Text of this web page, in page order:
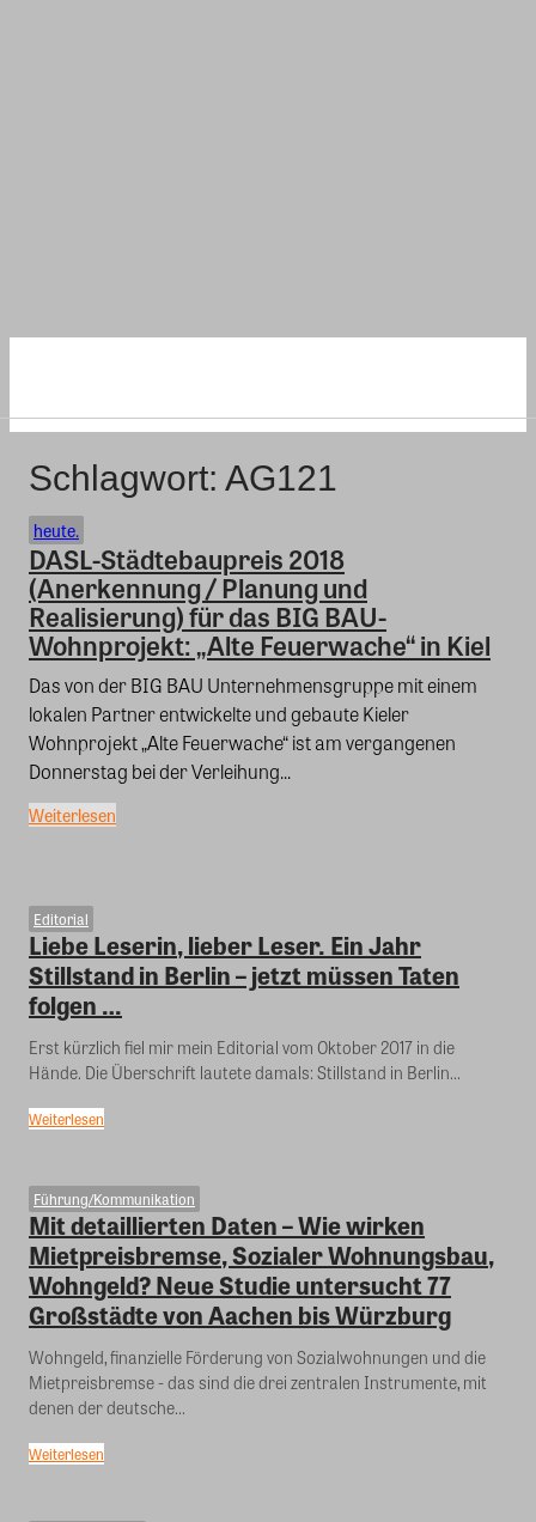
Schlagwort: AG121
heute.
DASL-Städtebaupreis 2018
(Anerkennung / Planung und
Realisierung) für das BIG BAU-
Wohnprojekt: „Alte Feuerwache“ in Kiel
Das von der BIG BAU Unternehmensgruppe mit einem
lokalen Partner entwickelte und gebaute Kieler
Wohnprojekt „Alte Feuerwache“ ist am vergangenen
Donnerstag bei der Verleihung...
Weiterlesen
Editorial
Liebe Leserin, lieber Leser. Ein Jahr
Stillstand in Berlin – jetzt müssen Taten
folgen …
Erst kürzlich fiel mir mein Editorial vom Oktober 2017 in die
Hände. Die Überschrift lautete damals: Stillstand in Berlin...
Weiterlesen
Führung/Kommunikation
Mit detaillierten Daten – Wie wirken
Mietpreisbremse, Sozialer Wohnungsbau,
Wohngeld? Neue Studie untersucht 77
Großstädte von Aachen bis Würzburg
Wohngeld, finanzielle Förderung von Sozialwohnungen und die
Mietpreisbremse - das sind die drei zentralen Instrumente, mit
denen der deutsche...
Weiterlesen